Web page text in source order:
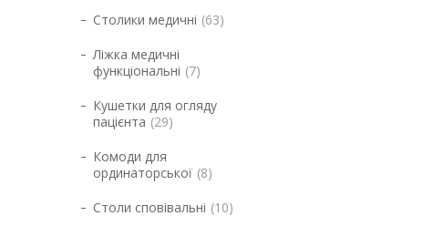
Столики медичні 63
Ліжка медичні
функціональні 7
Кушетки для огляду
пацієнта 29
Комоди для
ординаторської 8
Столи сповівальні 10